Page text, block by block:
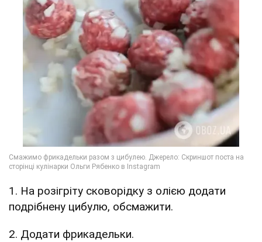
1. На розігріту сковорідку з олією додати
подрібнену цибулю, обсмажити.
2. Додати фрикадельки.